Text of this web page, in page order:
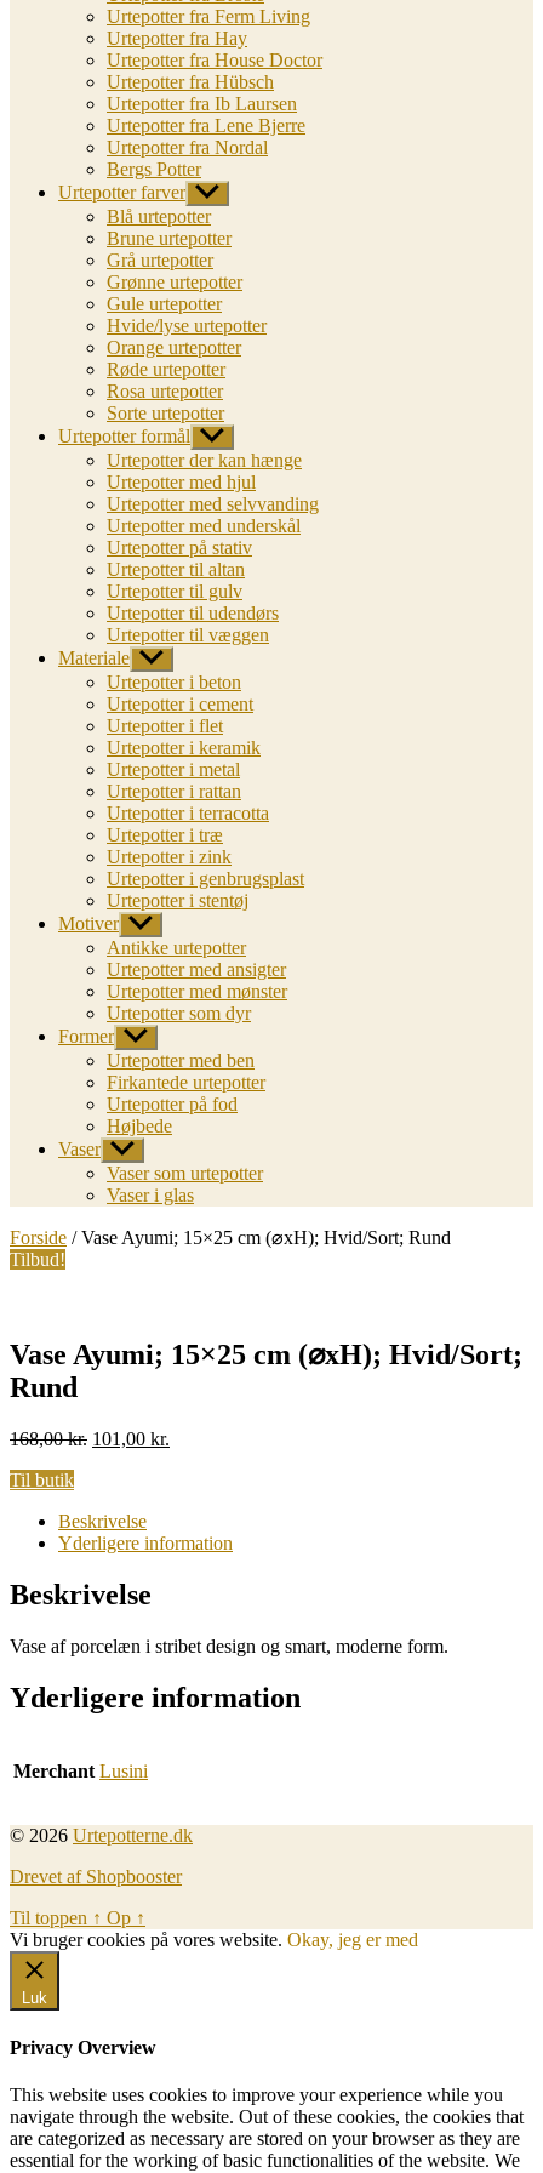
Urtepotter fra Ferm Living
Urtepotter fra Hay
Urtepotter fra House Doctor
Urtepotter fra Hübsch
Urtepotter fra Ib Laursen
Urtepotter fra Lene Bjerre
Urtepotter fra Nordal
Bergs Potter
Urtepotter farver Vis
undermenu
Blå urtepotter
Brune urtepotter
Grå urtepotter
Grønne urtepotter
Gule urtepotter
Hvide/lyse urtepotter
Orange urtepotter
Røde urtepotter
Rosa urtepotter
Sorte urtepotter
Urtepotter formål Vis
undermenu
Urtepotter der kan hænge
Urtepotter med hjul
Urtepotter med selvvanding
Urtepotter med underskål
Urtepotter på stativ
Urtepotter til altan
Urtepotter til gulv
Urtepotter til udendørs
Urtepotter til væggen
Materiale Vis
undermenu
Urtepotter i beton
Urtepotter i cement
Urtepotter i flet
Urtepotter i keramik
Urtepotter i metal
Urtepotter i rattan
Urtepotter i terracotta
Urtepotter i træ
Urtepotter i zink
Urtepotter i genbrugsplast
Urtepotter i stentøj
Motiver Vis
undermenu
Antikke urtepotter
Urtepotter med ansigter
Urtepotter med mønster
Urtepotter som dyr
Former Vis
undermenu
Urtepotter med ben
Firkantede urtepotter
Urtepotter på fod
Højbede
Vaser Vis
undermenu
Vaser som urtepotter
Vaser i glas
Forside / Vase Ayumi; 15×25 cm (⌀xH); Hvid/Sort; Rund
Tilbud!
Vase Ayumi; 15×25 cm (⌀xH); Hvid/Sort;
Rund
168,00kr. Original
101,00 kr.
Til butik
Beskrivelse
Yderligere information
Beskrivelse
Vase af porcelæn i stribet design og smart, moderne form.
Yderligere information
Merchant Lusini
© 2026 Urtepotterne.dk
Drevet af Shopbooster
Til toppen ↑ Op ↑
Vi bruger cookies på vores website. Okay, jeg er med
Luk
Privacy Overview
This website uses cookies to improve your experience while you
navigate through the website. Out of these cookies, the cookies that
are categorized as necessary are stored on your browser as they are
essential for the working of basic functionalities of the website. We